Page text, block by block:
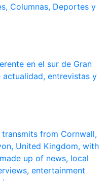
Columnas, Deportes y
en el sur de Gran
entrevistas y
from Cornwall,
United Kingdom, with
up of news, local
entertainment